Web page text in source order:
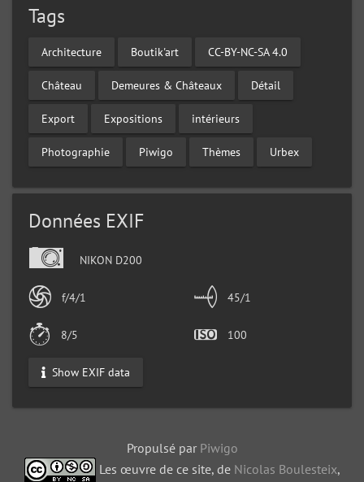
Tags
Architecture Boutik'art CC-BY-NC-SA 4.0
Château Demeures & Châteaux Détail
Export Expositions intérieurs
Photographie Piwigo Thèmes Urbex
Données EXIF
NIKON D200
f/4/1 45/1
8/5 100
Show EXIF data
Propulsé par Piwigo
Les œuvre de ce site, de Nicolas Boulesteix,